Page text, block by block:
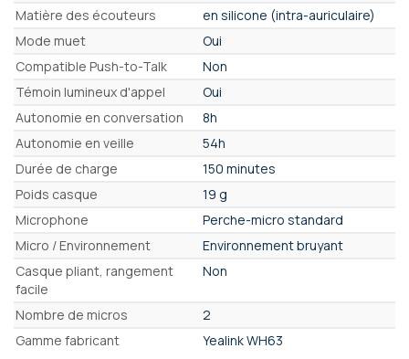
Matière des écouteurs
en silicone (intra-auriculaire)
Mode muet
Oui
Compatible Push-to-Talk
Non
Témoin lumineux d'appel
Oui
Autonomie en conversation
8h
Autonomie en veille
54h
Durée de charge
150 minutes
Poids casque
19 g
Microphone
Perche-micro standard
Micro / Environnement
Environnement bruyant
Casque pliant, rangement
facile
Non
Nombre de micros
2
Gamme fabricant
Yealink WH63